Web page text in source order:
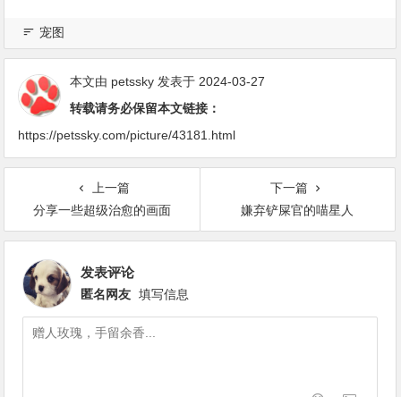
宠图
本文由 petssky 发表于 2024-03-27
转载请务必保留本文链接：
https://petssky.com/picture/43181.html
上一篇
分享一些超级治愈的画面
下一篇
嫌弃铲屎官的喵星人
发表评论
匿名网友 填写信息